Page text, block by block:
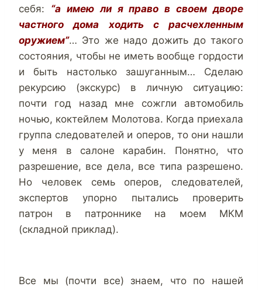
себя: “а имею ли я право в своем дворе
частного дома ходить с расчехленным
оружием”… Это же надо дожить до такого
состояния, чтобы не иметь вообще гордости
и быть настолько зашуганным… Сделаю
рекурсию (экскурс) в личную ситуацию:
почти год назад мне сожгли автомобиль
ночью, коктейлем Молотова. Когда приехала
группа следователей и оперов, то они нашли
у меня в салоне карабин. Понятно, что
разрешение, все дела, все типа разрешено.
Но человек семь оперов, следователей,
экспертов упорно пытались проверить
патрон в патроннике на моем МКМ
(складной приклад).
Все мы (почти все) знаем, что по нашей